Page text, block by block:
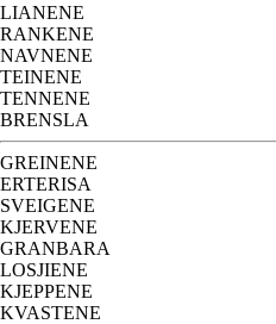
LIANENE
RANKENE
NAVNENE
TEINENE
TENNENE
BRENSLA
GREINENE
ERTERISA
SVEIGENE
KJERVENE
GRANBARA
LOSJIENE
KJEPPENE
KVASTENE